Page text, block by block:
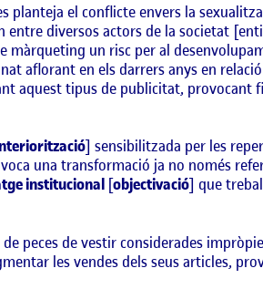
planteja el conflicte envers la
entre diversos actors de la societat
un risc per al
aflorant en els darrers anys en
aquest tipus de publicitat,
] sensibilitzada per les
una transformació ja no només
institucional [objectivació] que
peces de vestir considerades
les vendes dels seus articles,